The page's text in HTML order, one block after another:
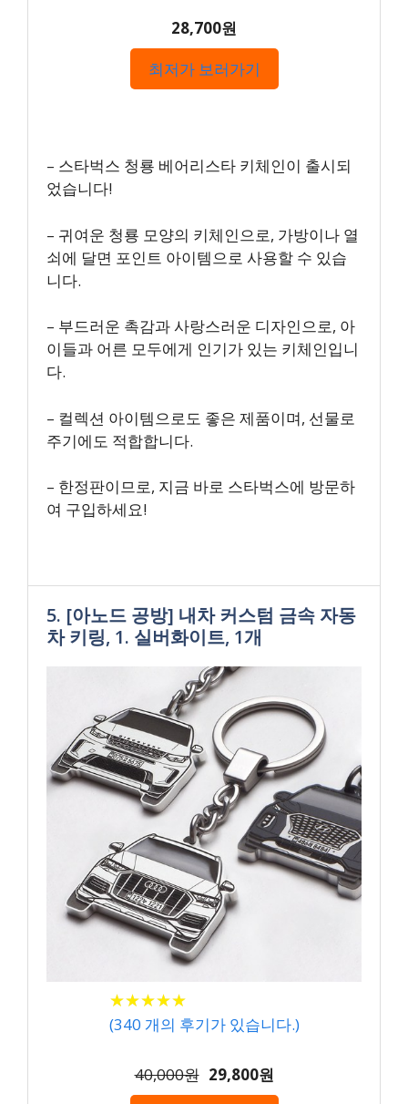
28,700원
최저가 보러가기
– 스타벅스 청룡 베어리스타 키체인이 출시되
었습니다!
– 귀여운 청룡 모양의 키체인으로, 가방이나 열
쇠에 달면 포인트 아이템으로 사용할 수 있습
니다.
– 부드러운 촉감과 사랑스러운 디자인으로, 아
이들과 어른 모두에게 인기가 있는 키체인입니
다.
– 컬렉션 아이템으로도 좋은 제품이며, 선물로
주기에도 적합합니다.
– 한정판이므로, 지금 바로 스타벅스에 방문하
여 구입하세요!
5. [아노드 공방] 내차 커스텀 금속 자동
차 키링, 1. 실버화이트, 1개
★★★★★
★★★★★
(340 개의 후기가 있습니다.)
40,000원 29,800원